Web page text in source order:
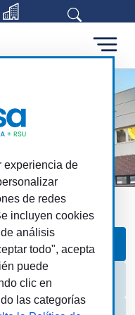
una
de Anuncios
MAS
experiencia de
de redes
incluyen cookies
análisis
todo", acepta
puede
clic en
las categorías